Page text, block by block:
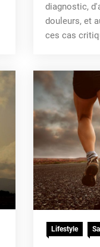
diagnostic,
douleurs, et
ces cas
Lifestyle